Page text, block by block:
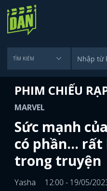
PHIM CHIẾU
MARVEL
Sức mạnh
có phần… rất
trong truyện
Yasha
12:00 - 19/05/